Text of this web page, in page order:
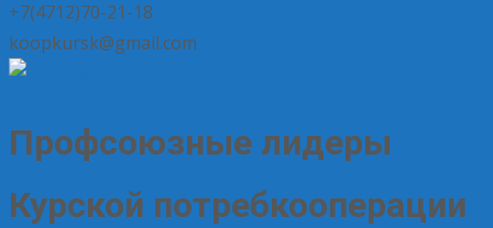
+7(4712)70-21-18
koopkursk@gmail.com
Профсоюзные лидеры
Курской потребкооперации